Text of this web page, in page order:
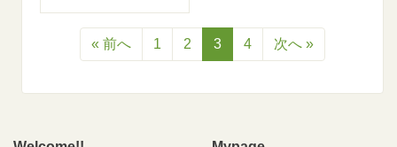
« 前へ 1 2 3 4 次へ »